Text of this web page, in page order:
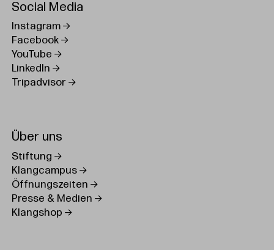
Social Media
Instagram
Facebook
YouTube
LinkedIn
Tripadvisor
Über uns
Stiftung
Klangcampus
Öffnungszeiten
Presse & Medien
Klangshop